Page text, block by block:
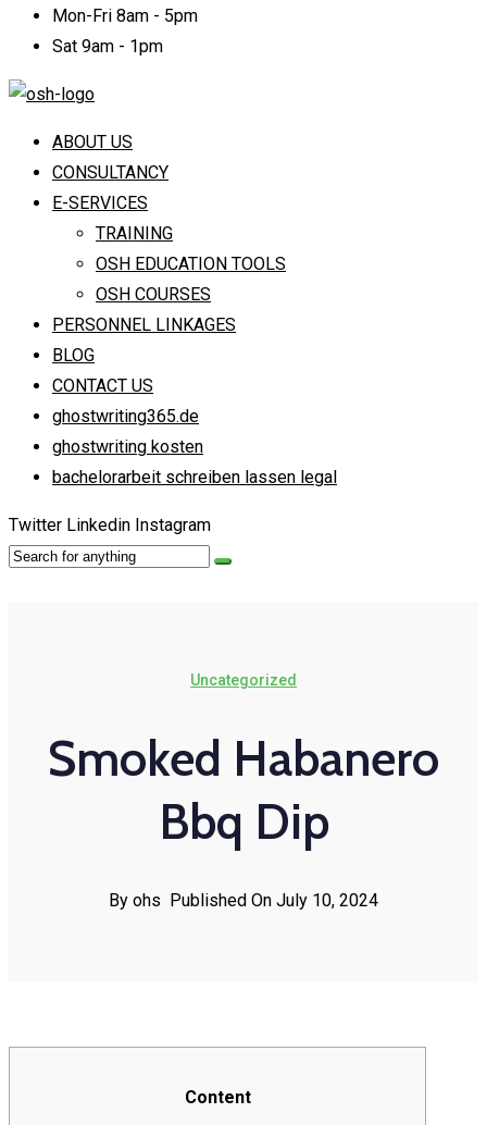
Mon-Fri 8am - 5pm
Sat 9am - 1pm
ABOUT US
CONSULTANCY
E-SERVICES
TRAINING
OSH EDUCATION TOOLS
OSH COURSES
PERSONNEL LINKAGES
BLOG
CONTACT US
ghostwriting365.de
ghostwriting kosten
bachelorarbeit schreiben lassen legal
Twitter Linkedin Instagram
Uncategorized
Smoked Habanero
Bbq Dip
By ohs Published On July 10, 2024
Content